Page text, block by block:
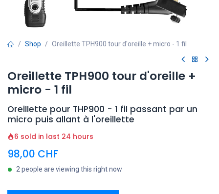
Shop Oreillette TPH900 tour d'oreille + micro - 1 fil
Oreillette TPH900 tour d'oreille +
micro - 1 fil
Oreillette pour THP900 - 1 fil passant par un
micro puis allant à l'oreillette
6 sold in last 24 hours
98,00 CHF
2 people are viewing this right now